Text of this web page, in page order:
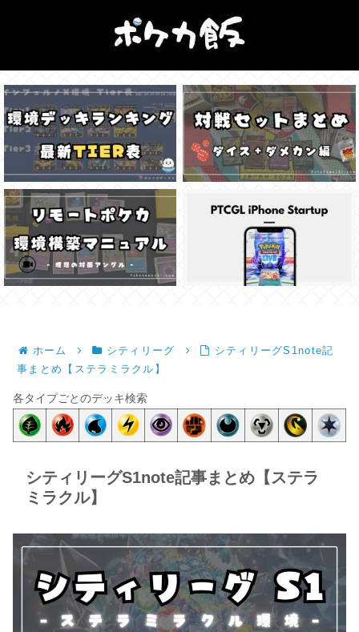
ホーム シティリーグ
シティリーグS1note記
事まとめ【ステラミラクル】
各タイプごとのデッキ検索
シティリーグS1note記事まとめ【ステラ
ミラクル】